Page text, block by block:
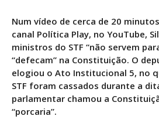
Num vídeo de cerca de 20
canal Política Play, no YouTube,
ministros do STF “não servem
“defecam” na Constituição. O
elogiou o Ato Institucional 5, no
STF foram cassados durante a
parlamentar chamou a
“porcaria”.